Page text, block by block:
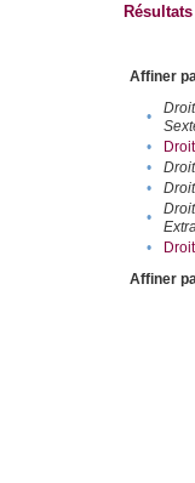
Résultats
Affiner
•
•
•
•
•
•
Affiner